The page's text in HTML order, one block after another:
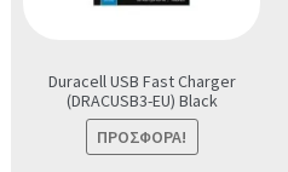
Duracell USB Fast Charger
(DRACUSB3-EU) Black
ΠΡΟΣΦΟΡΆ!